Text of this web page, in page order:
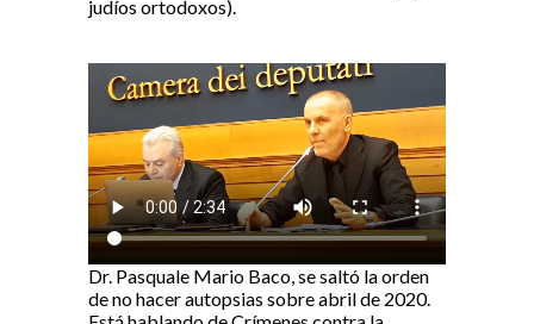
judíos ortodoxos).
Dr. Pasquale Mario Baco, se saltó la orden
de no hacer autopsias sobre abril de 2020.